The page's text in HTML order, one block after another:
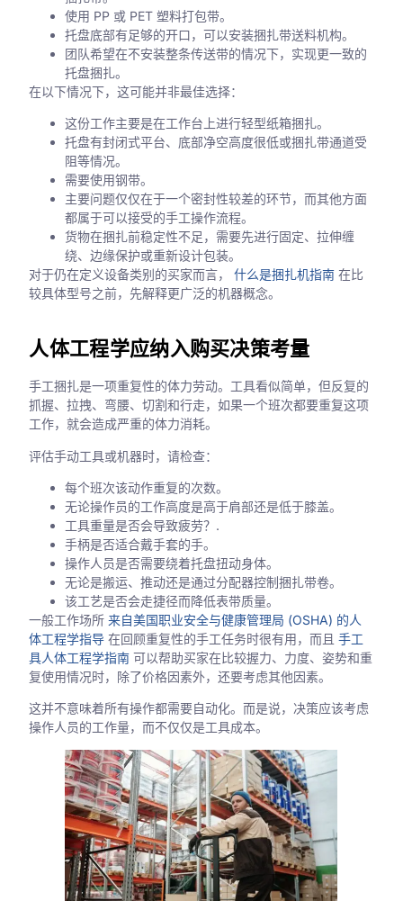
使用 PP 或 PET 塑料打包带。
托盘底部有足够的开口，可以安装捆扎带送料机构。
团队希望在不安装整条传送带的情况下，实现更一致的
托盘捆扎。
在以下情况下，这可能并非最佳选择：
这份工作主要是在工作台上进行轻型纸箱捆扎。
托盘有封闭式平台、底部净空高度很低或捆扎带通道受
阻等情况。
需要使用钢带。
主要问题仅仅在于一个密封性较差的环节，而其他方面
都属于可以接受的手工操作流程。
货物在捆扎前稳定性不足，需要先进行固定、拉伸缠
绕、边缘保护或重新设计包装。
对于仍在定义设备类别的买家而言，什么是捆扎机指南 在比
较具体型号之前，先解释更广泛的机器概念。
人体工程学应纳入购买决策考量
手工捆扎是一项重复性的体力劳动。工具看似简单，但反复的
抓握、拉拽、弯腰、切割和行走，如果一个班次都要重复这项
工作，就会造成严重的体力消耗。
评估手动工具或机器时，请检查：
每个班次该动作重复的次数。
无论操作员的工作高度是高于肩部还是低于膝盖。
工具重量是否会导致疲劳？.
手柄是否适合戴手套的手。
操作人员是否需要绕着托盘扭动身体。
无论是搬运、推动还是通过分配器控制捆扎带卷。
该工艺是否会走捷径而降低表带质量。
一般工作场所来自美国职业安全与健康管理局 (OSHA) 的人
体工程学指导 在回顾重复性的手工任务时很有用，而且手工
具人体工程学指南 可以帮助买家在比较握力、力度、姿势和重
复使用情况时，除了价格因素外，还要考虑其他因素。
这并不意味着所有操作都需要自动化。而是说，决策应该考虑
操作人员的工作量，而不仅仅是工具成本。